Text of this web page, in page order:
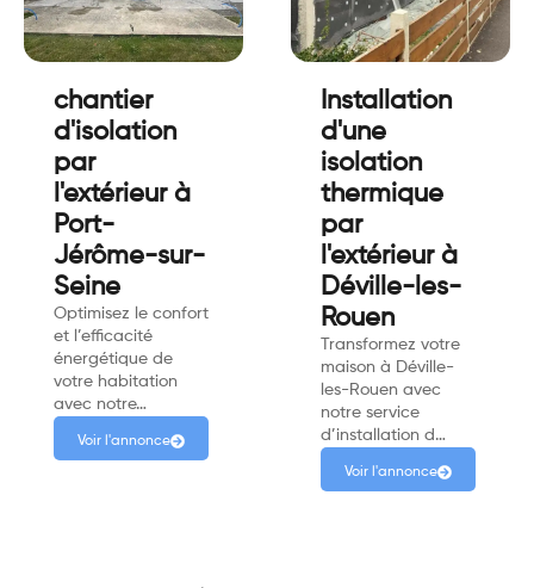
chantier
d'isolation
par
l'extérieur à
Port-
Jérôme-sur-
Seine
Optimisez le confort
et l’efficacité
énergétique de
votre habitation
avec notre…
Voir l'annonce
Installation
d'une
isolation
thermique
par
l'extérieur à
Déville-les-
Rouen
Transformez votre
maison à Déville-
les-Rouen avec
notre service
d’installation d…
Voir l'annonce